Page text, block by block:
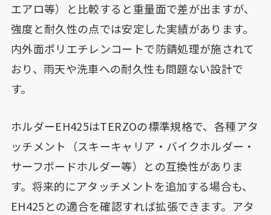
エアロ等）と比較すると重量面で差が出ますが、
強度と耐久性の点では安定した実績があります。
内外面ポリエチレンコートで防錆処理が施されて
おり、雨天や洗車への耐久性も問題ない設計で
す。
ホルダーEH425はTERZOの標準規格で、各種アタ
ッチメント（スキーキャリア・バイクホルダー・
サーフボードホルダー等）との互換性がありま
す。将来的にアタッチメントを追加する場合も、
EH425との適合を確認すれば拡張できます。アタ